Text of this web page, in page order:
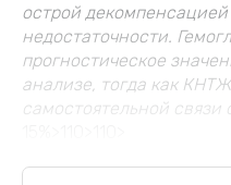
острой
недостаточности.
прогностическое
анализе, тогда как КНТЖ
самостоятельной связи